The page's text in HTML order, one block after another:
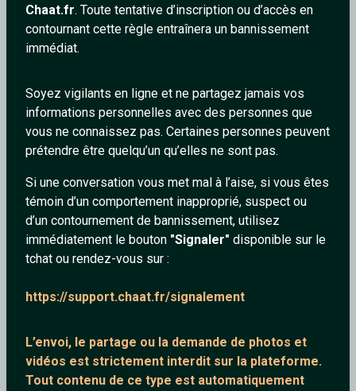
Chaat.fr. Toute tentative d’inscription ou d’accès en
contournant cette règle entraînera un bannissement
immédiat.
Soyez vigilants en ligne et ne partagez jamais vos
informations personnelles avec des personnes que
vous ne connaissez pas. Certaines personnes peuvent
prétendre être quelqu’un qu’elles ne sont pas.
Si une conversation vous met mal à l’aise, si vous êtes
témoin d’un comportement inapproprié, suspect ou
d’un contournement de bannissement, utilisez
immédiatement le bouton "Signaler" disponible sur le
tchat ou rendez-vous sur :
https://support.chaat.fr/signalement
L’envoi, le partage ou la demande de photos et
vidéos est strictement interdit sur la plateforme.
Tout contenu de ce type est automatiquement
Aimer-la-vie_37 MecCool_62
49 ans
Ohlwy Leo441